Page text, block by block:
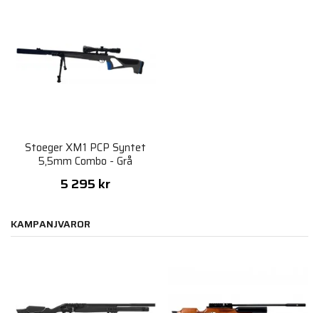
Stoeger XM1 PCP Syntet
5,5mm Combo - Grå
5 295 kr
KAMPANJVAROR